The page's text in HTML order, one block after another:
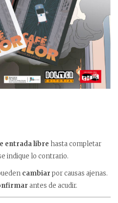
entrada libre hasta completar
indique lo contrario.
cambiar por causas ajenas.
antes de acudir.